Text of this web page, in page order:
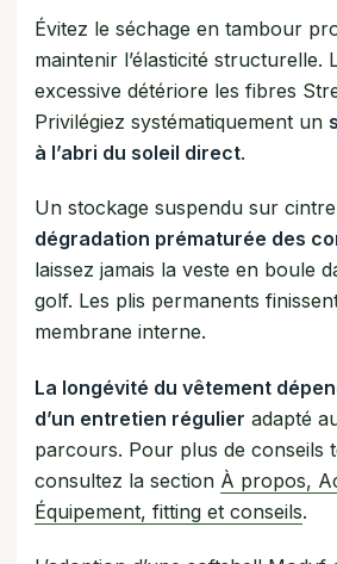
Évitez le séchage en tambour
maintenir l’élasticité structurelle.
excessive détériore les fibres
Privilégiez systématiquement un
à l’abri du soleil direct.
Un stockage suspendu sur cintre
dégradation prématurée des
laissez jamais la veste en boule
golf. Les plis permanents
membrane interne.
La longévité du vêtement
d’un entretien régulier adapté
parcours. Pour plus de conseils
consultez la section À propos,
Équipement, fitting et conseils.